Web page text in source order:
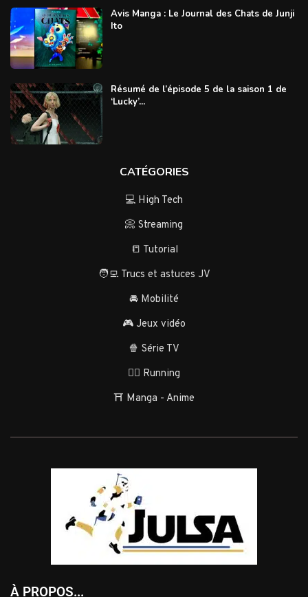
Avis Manga : Le Journal des Chats de Junji
Ito
Résumé de l’épisode 5 de la saison 1 de
‘Lucky’...
CATÉGORIES
💻 High Tech
📀 Streaming
📒 Tutorial
🧑‍💻 Trucs et astuces JV
🚘 Mobilité
🎮 Jeux vidéo
🍿 Série TV
🏃‍♂️ Running
⛩️ Manga - Anime
À PROPOS...